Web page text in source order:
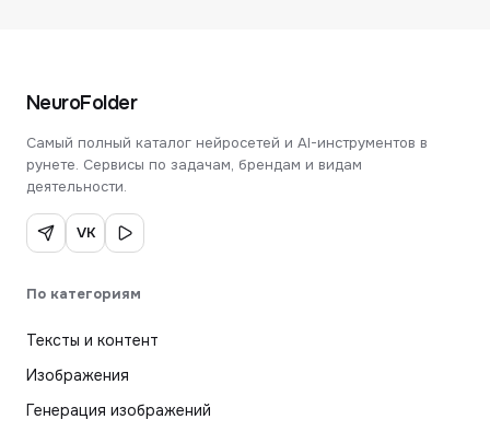
NeuroFolder
Самый полный каталог нейросетей и AI-инструментов в
рунете. Сервисы по задачам, брендам и видам
деятельности.
VK
По категориям
Тексты и контент
Изображения
Генерация изображений